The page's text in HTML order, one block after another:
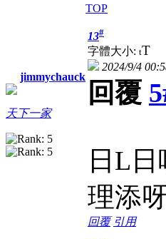
TOP
jimmychauck
天下一家
13#
字體大小: tT
2024/9/4
回覆
日L
理添呀
回覆 引用